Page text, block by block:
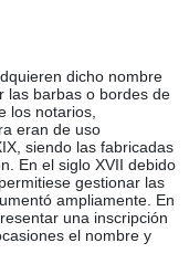
dicho nombre
las barbas o bordes de
los notarios,
eran de uso
siendo las fabricadas
En el siglo XVII debido
gestionar las
ampliamente. En
una inscripción
el nombre y